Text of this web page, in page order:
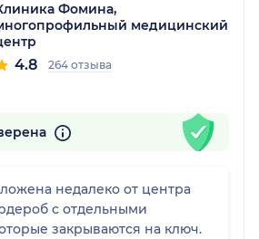
Фомина,
медицинский
4.8 264 отзыва
недалеко от центра
с отдельными
закрываются на ключ.